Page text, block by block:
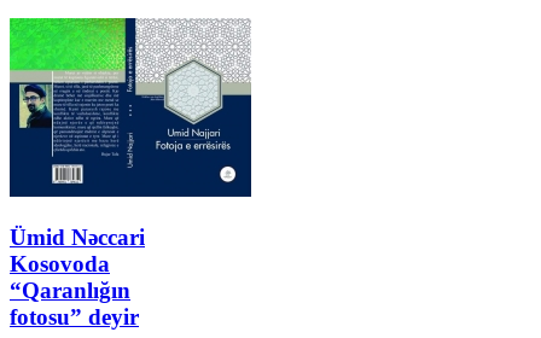
Ümid Nəccari
Kosovoda
“Qaranlığın
fotosu” deyir